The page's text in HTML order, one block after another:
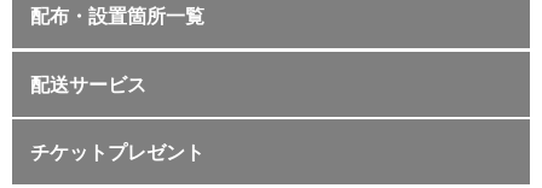
配布・設置箇所一覧
配送サービス
チケットプレゼント